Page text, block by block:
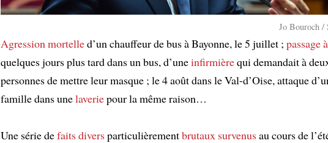
Jo Bouroch /
Agression mortelled’un chauffeur de bus à Bayonne, le 5 juillet ; passage
quelques jours plus tard dans un bus, d’uneinfirmièrequi demandait à
personnes de mettre leur masque ; le 4 août dans le Val-d’Oise, attaque
famille dans unelaveriepour la même raison…
Une série defaits diversparticulièrementbrutaux survenusau cours de